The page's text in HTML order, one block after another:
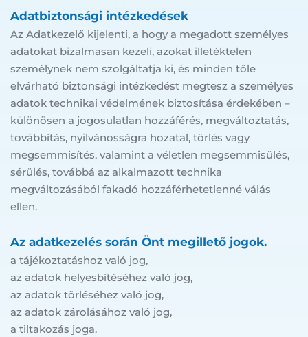
Adatbiztonsági intézkedések
Az Adatkezelő kijelenti, a hogy a megadott személyes
adatokat bizalmasan kezeli, azokat illetéktelen
személynek nem szolgáltatja ki, és minden tőle
elvárható biztonsági intézkedést megtesz a személyes
adatok technikai védelmének biztosítása érdekében –
különösen a jogosulatlan hozzáférés, megváltoztatás,
továbbítás, nyilvánosságra hozatal, törlés vagy
megsemmisítés, valamint a véletlen megsemmisülés,
sérülés, továbbá az alkalmazott technika
megváltozásából fakadó hozzáférhetetlenné válás
ellen.
Az adatkezelés során Önt megillető jogok.
a tájékoztatáshoz való jog,
az adatok helyesbítéséhez való jog,
az adatok törléséhez való jog,
az adatok zárolásához való jog,
a tiltakozás joga.